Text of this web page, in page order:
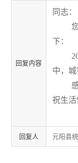
回复内容
同志：
下：
中，城
祝生活
回复人 元阳县